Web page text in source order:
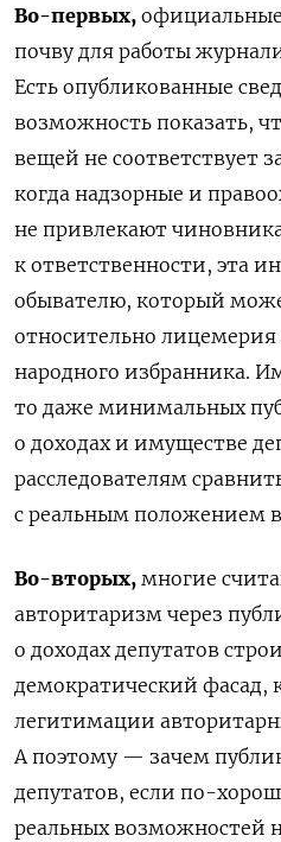
Во-первых,
почву для работы
Есть опубликованные
возможность показать,
вещей не соответствует
когда надзорные и
не привлекают
к ответственности, эта
обывателю, который
относительно
народного избранника.
то даже минимальных
о доходах и имуществе
расследователям
с реальным положением
Во-вторых, многие
авторитаризм через
о доходах депутатов
демократический фасад,
легитимации
А поэтому — зачем
депутатов, если по-
реальных возможностей